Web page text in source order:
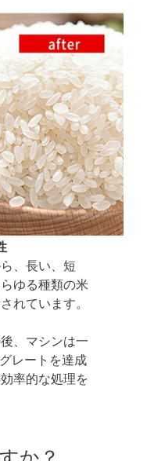
、長い、短
ゆる種類の米
れています。
、マシンは一
レートを達成
率的な処理を